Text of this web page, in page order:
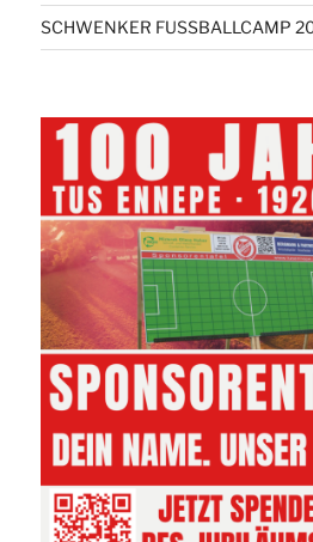
SCHWENKER FUSSBALLCAMP